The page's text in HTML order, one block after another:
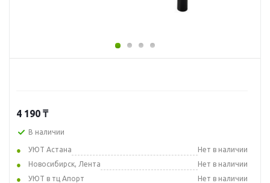
4 190 ₸
В наличии
УЮТ Астана
Нет в наличии
Новосибирск, Лента
Нет в наличии
УЮТ в тц Апорт
Нет в наличии